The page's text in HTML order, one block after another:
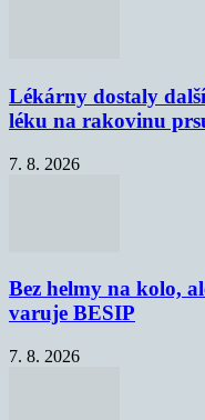
Lékárny dostaly
léku na rakovinu
7. 8. 2026
Bez helmy na kolo,
varuje BESIP
7. 8. 2026